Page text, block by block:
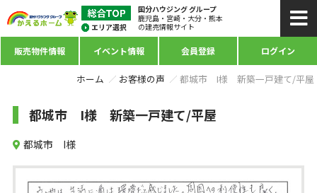
国分ハウジング グループ
鹿児島・宮崎・大分・熊本
の建売情報サイト
販売物件情報 イベント情報 会員登録 ログイン
ホーム お客様の声 都城市 I様 新築一戸建て/平屋
都城市 I様 新築一戸建て/平屋
都城市 I様